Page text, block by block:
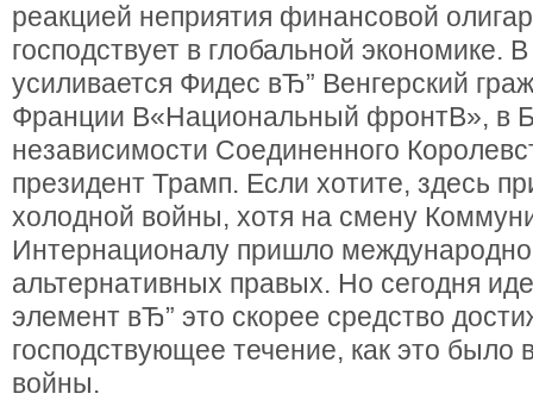
реакцией неприятия финансовой
господствует в глобальной экономике.
усиливается Фидес вЂ” Венгерский
Франции В«Национальный фронтВ», в
независимости Соединенного
президент Трамп. Если хотите, здесь
холодной войны, хотя на смену
Интернационалу пришло
альтернативных правых. Но сегодня
элемент вЂ” это скорее средство
господствующее течение, как это было
войны.